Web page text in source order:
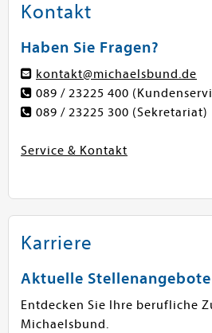
Kontakt
Haben Sie Fragen?
kontakt@michaelsbund.de
089 / 23225 400
089 / 23225 300 (Sekretariat)
Service & Kontakt
Karriere
Aktuelle Stellenangebote
Entdecken Sie Ihre berufliche
Michaelsbund.